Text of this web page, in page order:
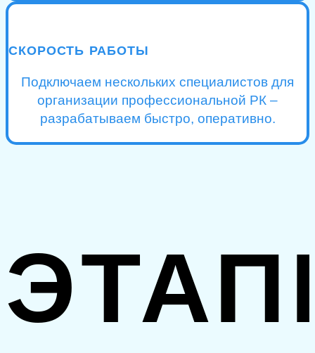
СКОРОСТЬ РАБОТЫ
Подключаем нескольких специалистов для
организации профессиональной РК –
разрабатываем быстро, оперативно.